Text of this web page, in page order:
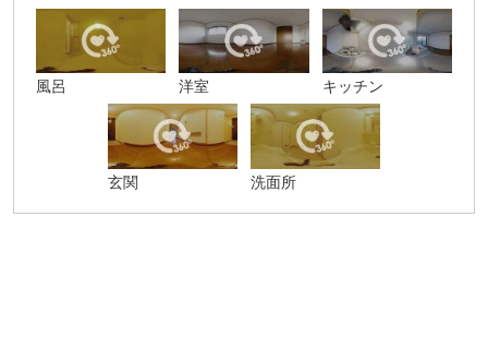
風呂 洋室 キッチン
玄関 洗面所